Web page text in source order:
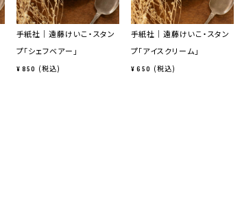
手紙社｜遠藤けいこ・スタン
プ「シェフベアー」
¥ 850 税込
手紙社｜遠藤けいこ・スタン
プ「アイスクリーム」
¥ 650 税込